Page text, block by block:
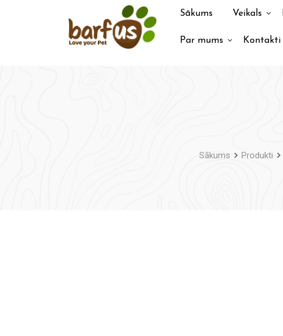
Sākums Veikals
Par mums Kontakti
Sākums Produkti